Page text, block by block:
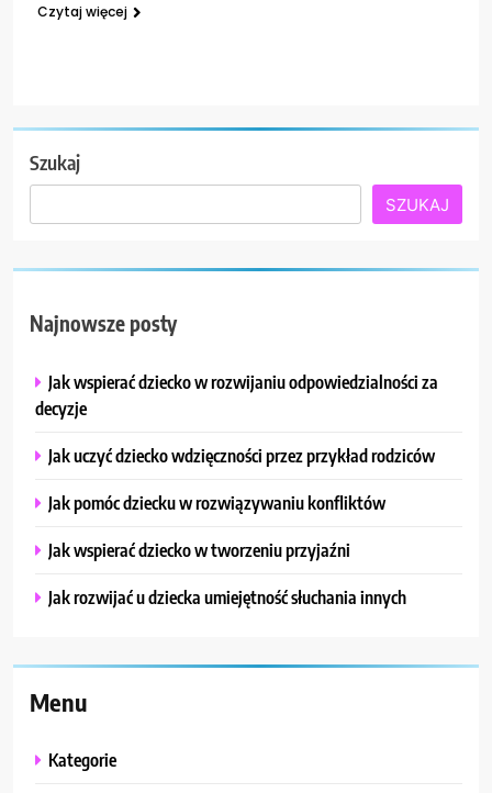
Czytaj więcej
Szukaj
SZUKAJ
Najnowsze posty
Jak wspierać dziecko w rozwijaniu odpowiedzialności za
decyzje
Jak uczyć dziecko wdzięczności przez przykład rodziców
Jak pomóc dziecku w rozwiązywaniu konfliktów
Jak wspierać dziecko w tworzeniu przyjaźni
Jak rozwijać u dziecka umiejętność słuchania innych
Menu
Kategorie